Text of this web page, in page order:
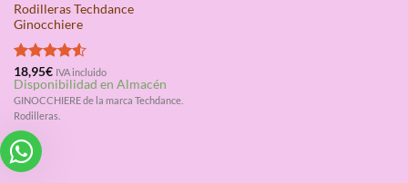
Rodilleras Techdance
Ginocchiere
Valorado
con4.50
de 5
18,95€ IVA incluido
Disponibilidad en Almacén
GINOCCHIERE de la marca Techdance.
Rodilleras.